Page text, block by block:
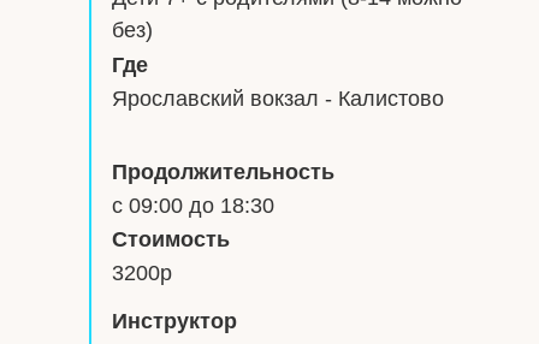
Стоимость
Продолжительность
3200р
Где
с 09:00 до 18:30
Ярославский вокзал - Калистово
без)
Инструктор